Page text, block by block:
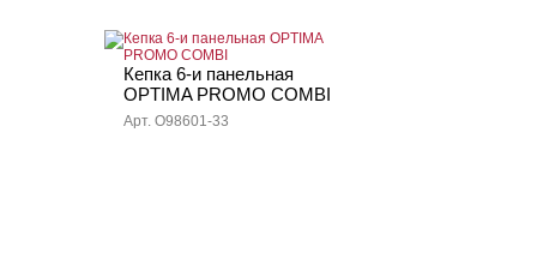
Кепка 6-и панельная
OPTIMA PROMO COMBI
Арт. O98601-33